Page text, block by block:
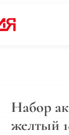
Набор
желтый